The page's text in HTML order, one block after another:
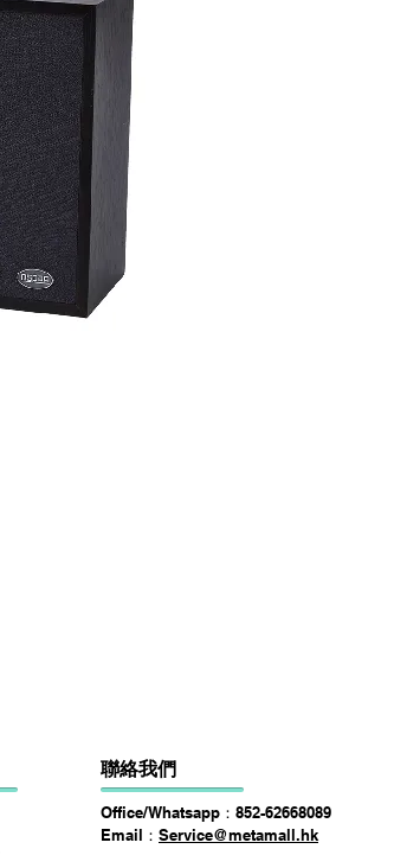
聯絡我們
Office/Whatsapp：852-62668089
Email： Service@metamall.hk